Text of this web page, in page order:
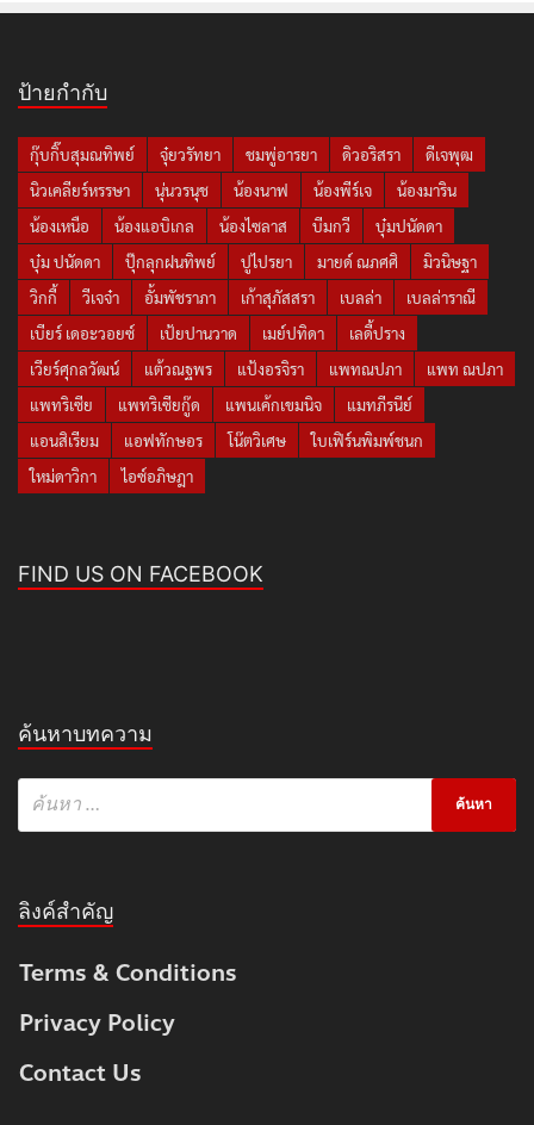
ป้ายกำกับ
กุ๊บกิ๊บสุมณทิพย์ จุ๋ยวรัทยา ชมพู่อารยา ดิวอริสรา
ดีเจพุฒ
นิวเคลียร์หรรษา
นุ่นวรนุช น้องนาฟ น้องพีร์เจ
น้องมาริน
น้องเหนือ
น้องแอบิเกล น้องไซลาส บีมกวี
บุ๋มปนัดดา
บุ๋ม ปนัดดา
ปุ๊กลุกฝนทิพย์ ปูไปรยา มายด์ ณภศศิ
มิวนิษฐา
วิกกี้
วีเจจ๋า อั้มพัชราภา เก้าสุภัสสรา เบลล่า
เบลล่าราณี
เบียร์ เดอะวอยซ์
เป้ยปานวาด เมย์ปทิดา
เลดี้ปราง
เวียร์ศุกลวัฒน์
แต้วณฐพร แป้งอรจิรา แพทณปภา
แพท ณปภา
แพทริเซีย
แพทริเซียกู๊ด แพนเค้กเขมนิจ
แมทภีรนีย์
แอนสิเรียม
แอฟทักษอร โน๊ตวิเศษ
ใบเฟิร์นพิมพ์ชนก
ใหม่ดาวิกา
ไอซ์อภิษฎา
FIND US ON FACEBOOK
ค้นหาบทความ
ลิงค์สำคัญ
Terms & Conditions
Privacy Policy
Contact Us